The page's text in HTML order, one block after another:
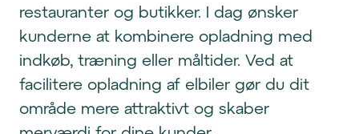
restauranter og butikker. I dag ønsker
kunderne at kombinere opladning med
indkøb, træning eller måltider. Ved at
facilitere opladning af elbiler gør du dit
område mere attraktivt og skaber